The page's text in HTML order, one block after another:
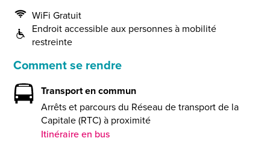
WiFi Gratuit
Endroit accessible aux personnes à mobilité
restreinte
Comment se rendre
Transport en commun
Arrêts et parcours du Réseau de transport de la
Capitale (RTC) à proximité
Itinéraire en bus